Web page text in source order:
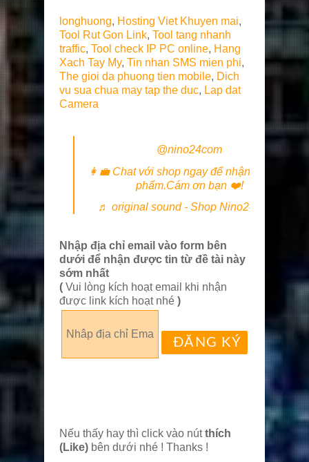
longhuong, Hosting Viet Khuyen mai,
Tool Rut Gon Link, Tool tang nhanh
traffic, Tool check IP PC online, Hang
Xach Tay My, Tin nhan SMS mien phi,
The gioi da phuong tien mobile, Dich
vu sua chua may tap the duc, Lap dat
Camera
@nino24com
👩‍💼 Chat với shop ngay để nhận giá Sản
phẩm.Cám ơn bạn ❤️!
♬ original sound - Shop Nino24 Com
Nhập địa chỉ email vào form bên
dưới để nhận được tin từ đề tài này
sớm nhất
( Vui lòng kích hoạt email khi nhận
được link kích hoạt nhé )
Nếu thấy hay thì click vào nútthích
(Like) bên dưới nhé ! Thanks !